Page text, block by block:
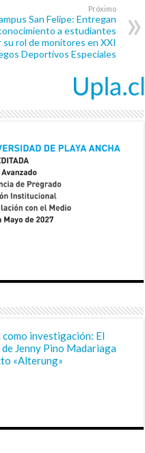
Próximo
San Felipe: Entregan
a estudiantes
su rol de monitores en XXI
Deportivos Especiales
investigación: El
Jenny Pino Madariaga
«Alterung»